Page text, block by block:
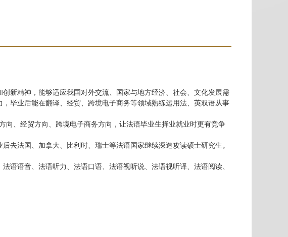
新精神，能够适应我国对外交流、国家与地方经济、社会、文化发展需
毕业后能在翻译、经贸、跨境电子商务等领域熟练运用法、英双语从事
向、经贸方向、跨境电子商务方向，让法语毕业生择业就业时更有竞争
去法国 、 加拿大、比利时、瑞士等法语国家继续深造攻读硕士研究生。
语语音、法语听力、法语口语、法语视听说、法语视听译、法语阅读、